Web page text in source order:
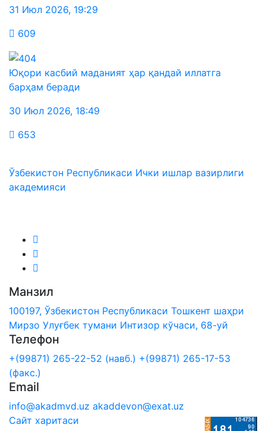
31 Июл 2026, 19:29
609
Юқори касбий маданият ҳар қандай иллатга
барҳам беради
30 Июл 2026, 18:49
653
Ўзбекистон Республикаси Ички ишлар вазирлиги
академияси
Манзил
100197, Ўзбекистон Республикаси Тошкент шаҳри
Мирзо Улуғбек тумани Интизор кўчаси, 68-уй
Телефон
+(99871) 265-22-52 (навб.) +(99871) 265-17-53
(факс.)
Email
info@akadmvd.uz akaddevon@exat.uz
Сайт харитаси